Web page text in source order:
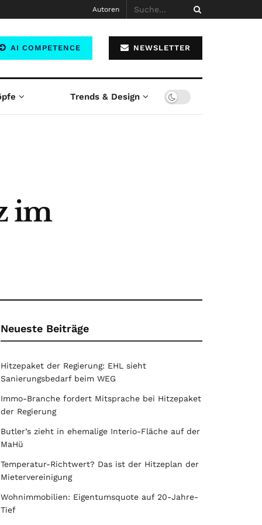
Autoren
AI COMPETENCE NEWSLETTER
Trends & Design
im
Neueste Beiträge
Hitzepaket der Regierung: EHL sieht
Sanierungsbedarf beim WEG
Immo-Branche fordert Mitsprache bei Hitzepaket
der Regierung
Butler’s zieht in ehemalige Interio-Fläche auf der
MaHü
Temperatur-Richtwert? Das ist der Hitzeplan der
Mietervereinigung
Wohnimmobilien: Eigentumsquote auf 20-Jahre-
Tief